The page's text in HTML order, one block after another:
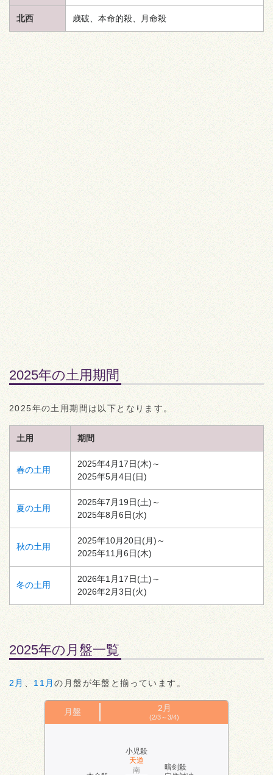
北西 歳破、本命的殺、月命殺
2025年の土用期間
2025年の土用期間は以下となります。
土用 期間
春の土用
2025年4月17日(木)～
2025年5月4日(日)
夏の土用
2025年7月19日(土)～
2025年8月6日(水)
秋の土用
2025年10月20日(月)～
2025年11月6日(木)
冬の土用
2026年1月17日(土)～
2026年2月3日(火)
2025年の月盤一覧
2月 11月の月盤が年盤と揃っています。
月盤 2月
(2/3～3/4)
小児殺
天道
暗剣殺
南